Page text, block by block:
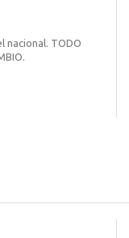
nacional. TODO